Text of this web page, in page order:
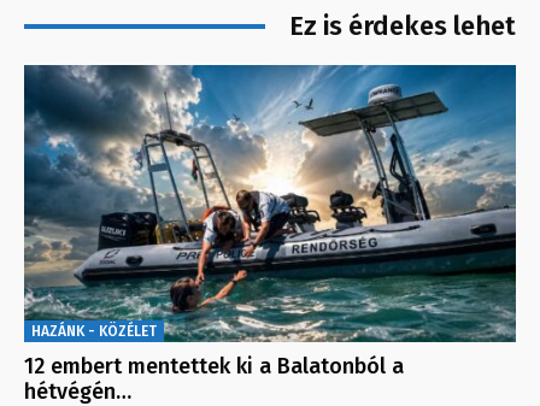
Ez is érdekes lehet
HAZÁNK - KÖZÉLET
12 embert mentettek ki a Balatonból a
hétvégén…